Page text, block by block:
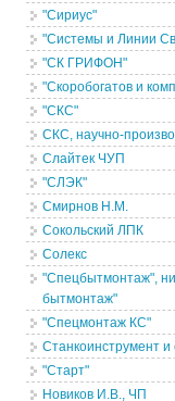
"Сириус"
"Системы и Линии
"СК ГРИФОН"
"Скоробогатов и
"СКС"
СКС, научно-
Слайтек ЧУП
"СЛЭК"
Смирнов Н.М.
Сокольский ЛПК
Солекс
"Спецбытмонтаж",
бытмонтаж"
"Спецмонтаж КС"
Станкоинструмент
"Старт"
Новиков И.В., ЧП